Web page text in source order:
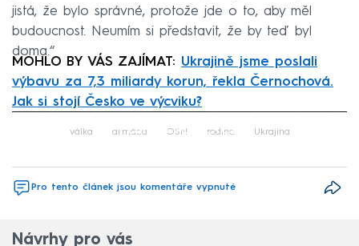
jistá, že bylo správné, protože jde o to, aby měl
budoucnost. Neumím si představit, že by teď byl
doma.“
MOHLO BY VÁS ZAJÍMAT: Ukrajině jsme poslali
výbavu za 7,3 miliardy korun, řekla Černochová.
Jak si stojí Česko ve výcviku?
Failed to fetch
válka armáda OSN rodina Ukrajina
Pro tento článek jsou komentáře vypnuté
Návrhy pro vás